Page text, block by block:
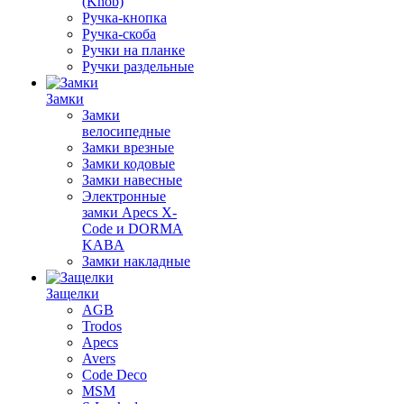
Ручка-кнопка
Ручка-скоба
Ручки на планке
Ручки раздельные
Замки
Замки
велосипедные
Замки врезные
Замки кодовые
Замки навесные
Электронные
замки Apecs X-
Code и DORMA
KABA
Замки накладные
Защелки
AGB
Trodos
Apecs
Avers
Code Deco
MSM